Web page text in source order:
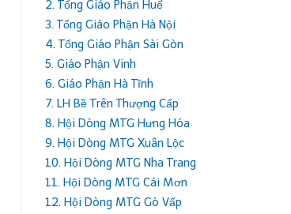
2. Tổng Giáo Phận Huế
3. Tổng Giáo Phận Hà Nội
4. Tổng Giáo Phận Sài Gòn
5. Giáo Phận Vinh
6. Giáo Phận Hà Tĩnh
7. LH Bề Trên Thượng Cấp
8. Hội Dòng MTG Hưng Hóa
9. Hội Dòng MTG Xuân Lộc
10. Hội Dòng MTG Nha Trang
11. Hội Dòng MTG Cái Mơn
12. Hội Dòng MTG Gò Vấp